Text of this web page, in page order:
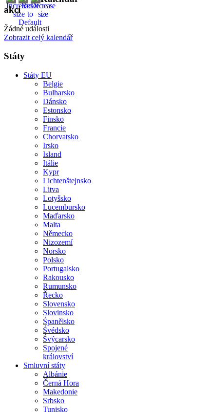
akcí
Žádné události
Zobrazit celý kalendář
Státy
Státy EU
Belgie
Bulharsko
Dánsko
Estonsko
Finsko
Francie
Chorvatsko
Irsko
Island
Itálie
Kypr
Lichtenštejnsko
Litva
Lotyšsko
Lucembursko
Maďarsko
Malta
Německo
Nizozemí
Norsko
Polsko
Portugalsko
Rakousko
Rumunsko
Řecko
Slovensko
Slovinsko
Śpanělsko
Śvédsko
Śvýcarsko
Spojené
království
Smluvní státy
Albánie
Černá Hora
Makedonie
Srbsko
Tunisko